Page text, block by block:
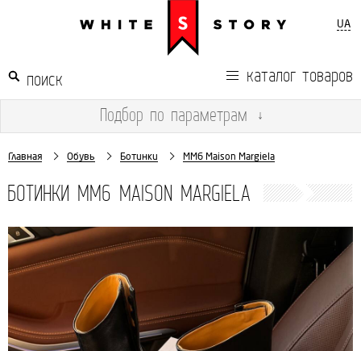
UA
каталог товаров
Подбор по параметрам ↓
Главная Обувь Ботинки MM6 Maison Margiela
БОТИНКИ MM6 MAISON MARGIELA